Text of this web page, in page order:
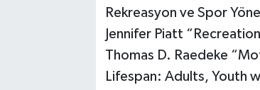
Rekreasyon ve Spor
Jennifer Piatt
Thomas D. Raedeke
Lifespan: Adults, Youth